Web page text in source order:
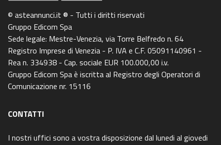
© asteannunci.it ® - Tutti i diritti riservati
Gruppo Edicom Spa
Sede legale: Mestre-Venezia, via Torre Belfredo n. 64
Registro Imprese di Venezia - P. IVA e C.F. 05091140961 -
Rea n. 334938 - Cap. sociale EUR 100.000,00 i.v.
Gruppo Edicom Spa è iscritta al Registro degli Operatori di
Comunicazione nr. 15116
CONTATTI
I nostri uffici sono a vostra disposizione dal lunedi al giovedi